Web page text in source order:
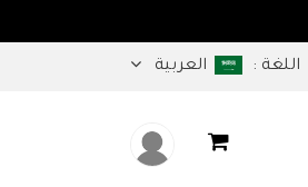
اللغة : العربية